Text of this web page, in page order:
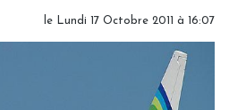
le Lundi 17 Octobre 2011 à 16:07